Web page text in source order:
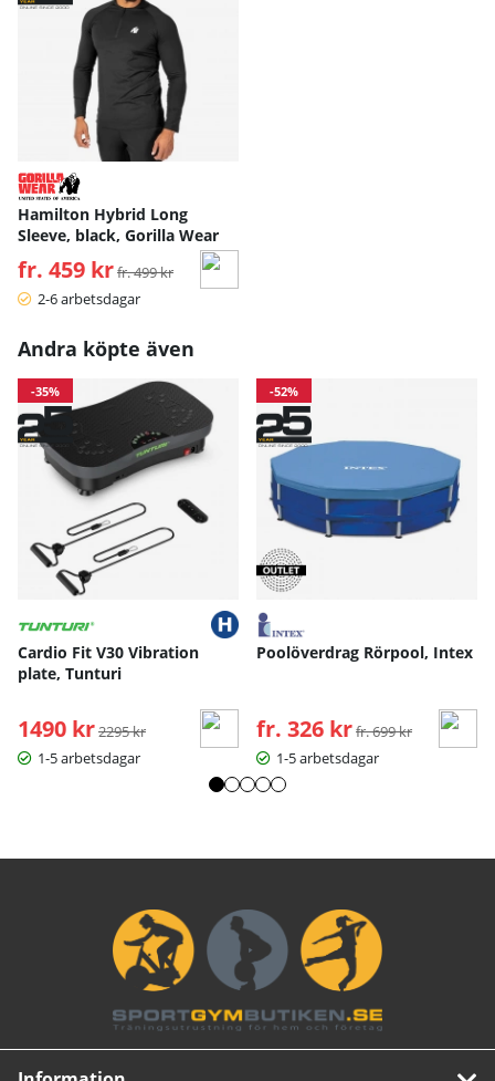
Hamilton Hybrid Long
Sleeve, black, Gorilla Wear
fr. 459 kr Ordinarie pris:
fr. 499 kr
2-6 arbetsdagar
Andra köpte även
-35%
Cardio Fit V30 Vibration
plate, Tunturi
1490 kr Ordinarie pris:
2295 kr
1-5 arbetsdagar
-52%
Poolöverdrag Rörpool, Intex
fr. 326 kr Ordinarie pris:
fr. 699 kr
1-5 arbetsdagar